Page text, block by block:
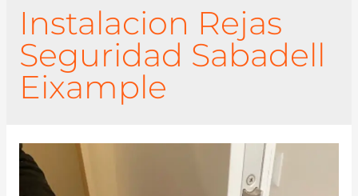
Instalacion Rejas
Seguridad Sabadell
Eixample